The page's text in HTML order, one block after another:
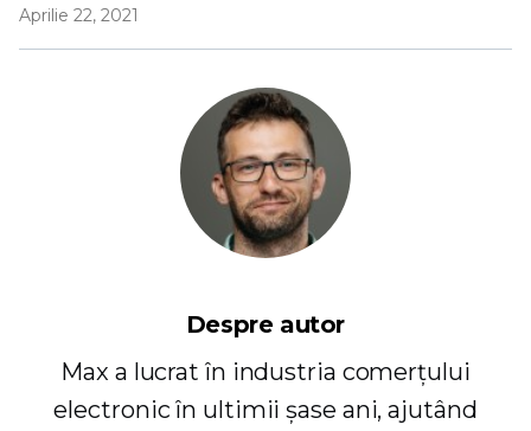
Aprilie 22, 2021
Despre autor
Max a lucrat în industria comerțului
electronic în ultimii șase ani, ajutând